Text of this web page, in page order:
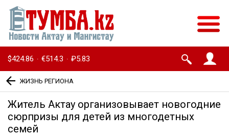
$424.86 · €514.3 · ₽5.83
ЖИЗНЬ РЕГИОНА
Житель Актау организовывает новогодние
сюрпризы для детей из многодетных
семей